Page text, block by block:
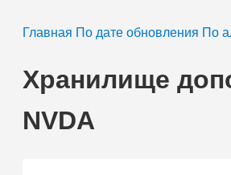
Главная По дате обновления По
Хранилище
NVDA